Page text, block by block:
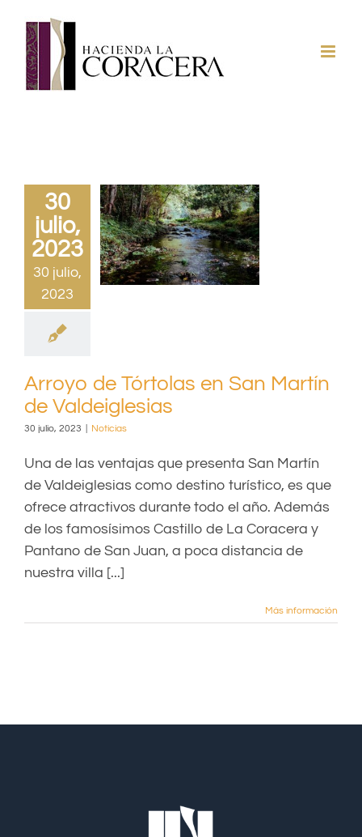
contenido
30
julio,
2023
30 julio,
2023
Arroyo de Tórtolas en San Martín
de Valdeiglesias
30 julio, 2023 Noticias
Una de las ventajas que presenta San Martín
de Valdeiglesias como destino turístico, es que
ofrece atractivos durante todo el año. Además
de los famosísimos Castillo de La Coracera y
Pantano de San Juan, a poca distancia de
nuestra villa [...]
Más información